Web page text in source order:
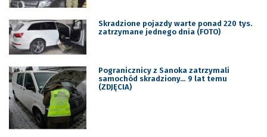
Skradzione pojazdy warte ponad 220 tys.
zatrzymane jednego dnia (FOTO)
Pogranicznicy z Sanoka zatrzymali
samochód skradziony… 9 lat temu
(ZDJĘCIA)